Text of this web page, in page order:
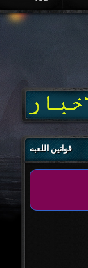
قوانين اللعبه